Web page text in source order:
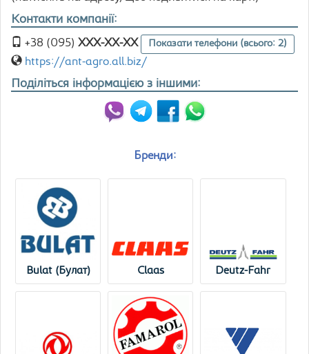
Контакти компанії:
+38 (095) XXX-XX-XX Показати телефони (всього: 2)
https://ant-agro.all.biz/
Поділіться інформацією з іншими:
Бренди:
Bulat (Булат) Claas Deutz-Fahr